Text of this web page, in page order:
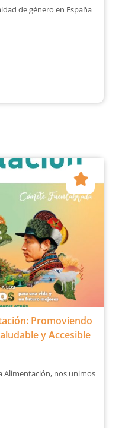
de género en España
Promoviendo
y Accesible
Alimentación, nos unimos